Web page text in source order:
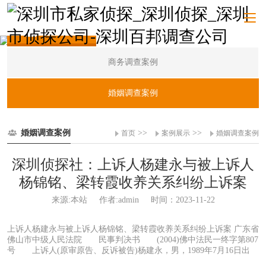
案例展示
商务调查案例
婚姻调查案例
婚姻调查案例 首页 >> 案例展示 >> 婚姻调查案例
深圳侦探社：上诉人杨建永与被上诉人
杨锦铭、梁转霞收养关系纠纷上诉案
来源:本站 作者:admin 时间：2023-11-22
上诉人杨建永与被上诉人杨锦铭、梁转霞收养关系纠纷上诉案 广东省
佛山市中级人民法院 民事判决书 (2004)佛中法民一终字第807
号 上诉人(原审原告、反诉被告)杨建永，男，1989年7月16日出